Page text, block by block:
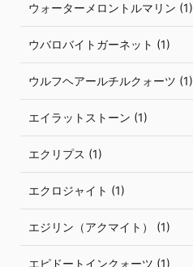
ウォーターメロントルマリン (1)
ウバロバイトガーネット (1)
ウルフヘアールチルクォーツ (1)
エイラットストーン (1)
エクリプス (1)
エクロジャイト (1)
エジリン（アクマイト） (1)
エピドートインクォーツ (1)